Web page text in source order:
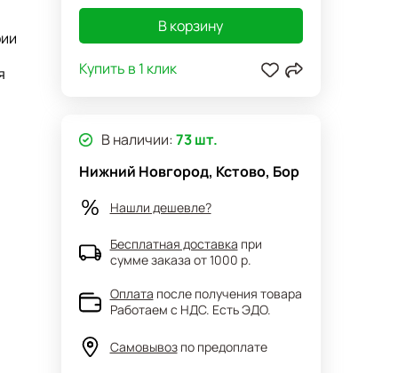
В корзину
Купить в 1 клик
В наличии:73 шт.
Нижний Новгород, Кстово, Бор
Нашли дешевле?
Бесплатная доставка при
сумме заказа от 1000 р.
Оплата после получения товара
Работаем с НДС. Есть ЭДО.
Самовывоз по предоплате